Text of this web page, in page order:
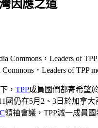
因應之道
，Leaders of TPP
， TPP成員國們都寄希望
國仍在5月2、3日於加拿
領袖會議，TPP減一成員